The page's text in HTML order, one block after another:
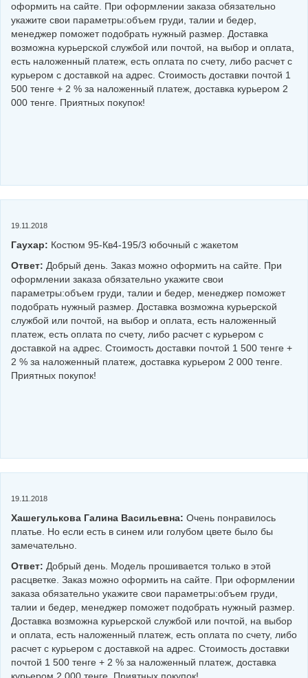
оформить на сайте. При оформлении заказа обязательно
укажите свои параметры:объем груди, талии и бедер,
менеджер поможет подобрать нужный размер. Доставка
возможна курьерской службой или почтой, на выбор и оплата,
есть наложенный платеж, есть оплата по счету, либо расчет с
курьером с доставкой на адрес. Стоимость доставки почтой 1
500 тенге + 2 % за наложенный платеж, доставка курьером 2
000 тенге. Приятных покупок!
19.11.2018
Гаухар: Костюм 95-Кв4-195/3 юбочный с жакетом
Ответ: Добрый день. Заказ можно оформить на сайте. При
оформлении заказа обязательно укажите свои
параметры:объем груди, талии и бедер, менеджер поможет
подобрать нужный размер. Доставка возможна курьерской
службой или почтой, на выбор и оплата, есть наложенный
платеж, есть оплата по счету, либо расчет с курьером с
доставкой на адрес. Стоимость доставки почтой 1 500 тенге +
2 % за наложенный платеж, доставка курьером 2 000 тенге.
Приятных покупок!
19.11.2018
Хашегулькова Галина Васильевна: Очень понравилось
платье. Но если есть в синем или голубом цвете было бы
замечательно.
Ответ: Добрый день. Модель прошивается только в этой
расцветке. Заказ можно оформить на сайте. При оформлении
заказа обязательно укажите свои параметры:объем груди,
талии и бедер, менеджер поможет подобрать нужный размер.
Доставка возможна курьерской службой или почтой, на выбор
и оплата, есть наложенный платеж, есть оплата по счету, либо
расчет с курьером с доставкой на адрес. Стоимость доставки
почтой 1 500 тенге + 2 % за наложенный платеж, доставка